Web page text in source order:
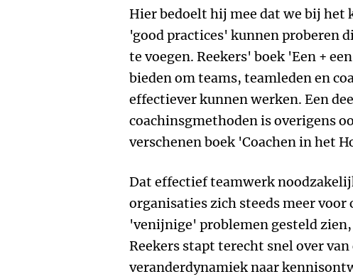
Hier bedoelt hij mee dat we bij het
'good practices' kunnen proberen
te voegen. Reekers' boek 'Een +
bieden om teams, teamleden en
effectiever kunnen werken. Een
coachinsgmethoden is overigens
verschenen boek 'Coachen in het
Dat effectief teamwerk
organisaties zich steeds meer voor
'venijnige' problemen gesteld
Reekers stapt terecht snel over
veranderdynamiek naar